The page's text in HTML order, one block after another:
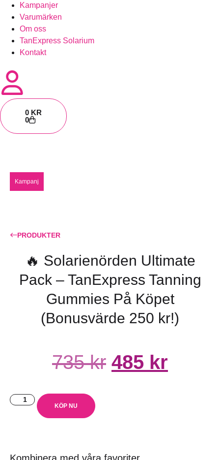
Kampanjer
Varumärken
Om oss
TanExpress Solarium
Kontakt
0 KR
0
Kampanj
PRODUKTER
🔥 Solarienörden Ultimate
Pack – TanExpress Tanning
Gummies På Köpet
(Bonusvärde 250 kr!)
735kr 485 kr
KÖP NU